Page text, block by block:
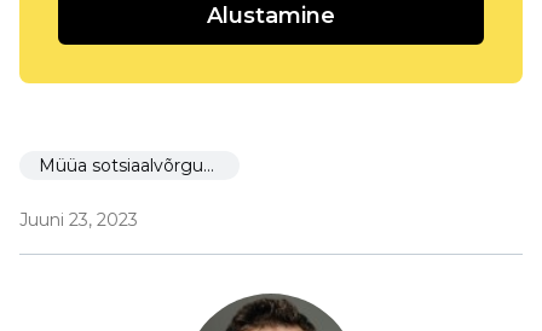
Alustamine
Müüa sotsiaalvõrgustikus
Juuni 23, 2023